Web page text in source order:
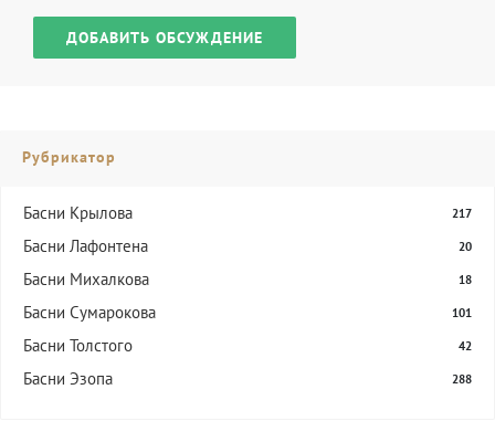
ДОБАВИТЬ ОБСУЖДЕНИЕ
Рубрикатор
Басни Крылова 217
Басни Лафонтена 20
Басни Михалкова 18
Басни Сумарокова 101
Басни Толстого 42
Басни Эзопа 288